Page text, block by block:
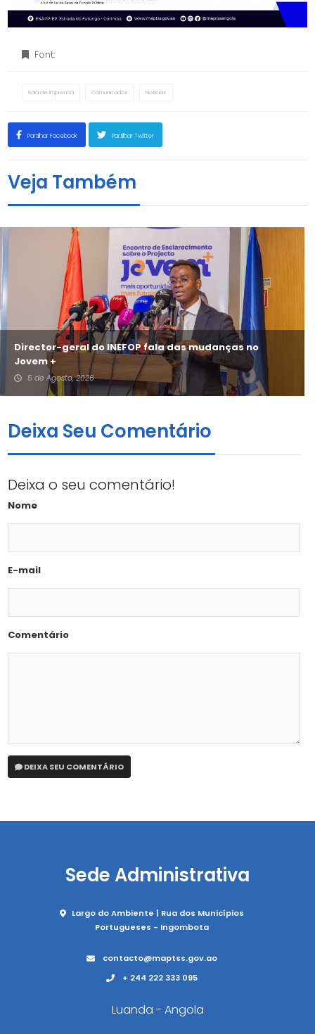
Font:
Sala de Imprensa Comunicados Notícias
Partilhar Facebook Partilhar Twitter
Veja Também
Director-geral do INEFOP fala das mudanças no
Jovem +
5 de Agosto, 2026
Deixa Seu Comentário
Deixa o seu comentário!
Nome
E-mail
Comentário
DEIXA SEU COMENTÁRIO
Sede Administrativa
Largo do Ambiente | Rua dos Municípios
Portugueses - Ingombota
contacto@maptss.gov.ao
+ 244 222 333 095
Luanda - Angola